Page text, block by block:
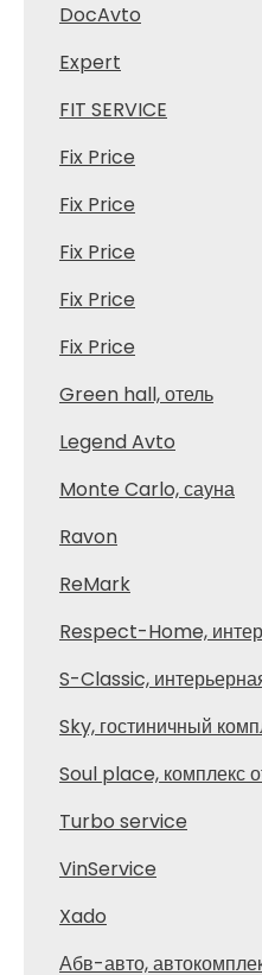
DocAvto
Expert
FIT SERVICE
Fix Price
Fix Price
Fix Price
Fix Price
Fix Price
Green hall, отель
Legend Avto
Monte Carlo, сауна
Ravon
ReMark
Respect-Home,
S-Classic,
Sky, гостиничный
Soul place, комплекс
Turbo service
VinService
Xado
Абв-авто,